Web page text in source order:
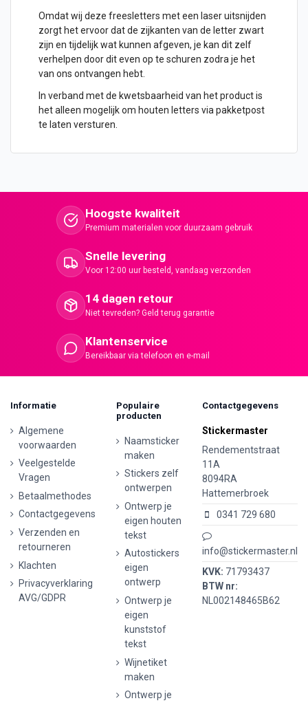
Omdat wij deze freesletters met een laser uitsnijden
zorgt het ervoor dat de zijkanten van de letter zwart
zijn en tijdelijk wat kunnen afgeven, je kan dit zelf
verhelpen door dit even op te schuren zodra je het
van ons ontvangen hebt.
In verband met de kwetsbaarheid van het product is
het alleen mogelijk om houten letters via pakketpost
te laten versturen.
Hoogste kwaliteit
Premium materialen voor duurzaam gebruik
Snelle levering
Voor 12:00 uur besteld, vandaag verzonden
14 dagen retour
Niet tevreden? Geld terug garantie
Klantenservice
Bereikbaar via telefoon en e-mail
Informatie
Algemene
voorwaarden
Veelgestelde
Vragen
Betaalmethodes
Contactgegevens
Verzenden en
retourneren
Klachten
Privacyverklaring
AVG/GDPR
Populaire
producten
Naamsticker
maken
Stickers zelf
ontwerpen
Ontwerp je
eigen houten
tekst
Autostickers
eigen
ontwerp
Ontwerp je
eigen
kunststof
tekst
Wijnetiket
maken
Ontwerp je
Contactgegevens
Stickermaster
Rendementstraat
11A
8094RA
Hattemerbroek
0341 729 680
info@stickermaster.nl
KVK: 71793437
BTW nr:
NL002148465B62